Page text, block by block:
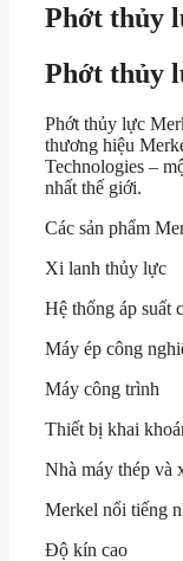
Phớt thủy
Phớt thủy
Phớt thủy lực
thương hiệu
Technologies –
nhất thế giới.
Các sản phẩm
Xi lanh thủy lực
Hệ thống áp suất
Máy ép công
Máy công trình
Thiết bị khai
Nhà máy thép và
Merkel nổi tiếng
Độ kín cao